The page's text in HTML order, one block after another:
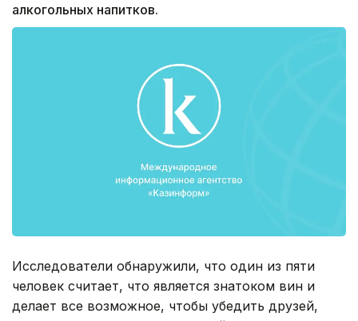
алкогольных напитков.
Исследователи обнаружили, что один из пяти
человек считает, что является знатоком вин и
делает все возможное, чтобы убедить друзей,